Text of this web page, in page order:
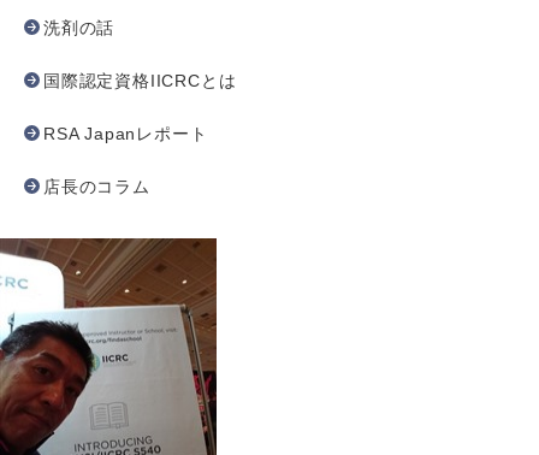
洗剤の話
国際認定資格IICRCとは
RSA Japanレポート
店長のコラム